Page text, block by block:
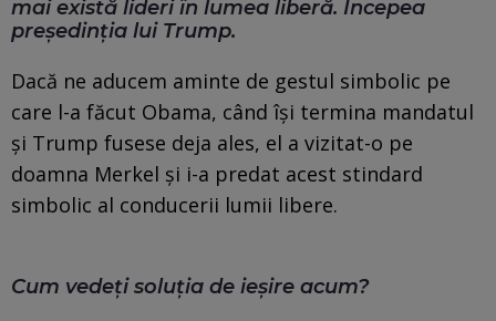
mai există lideri în lumea liberă. Începea
președinția lui Trump.
Dacă ne aducem aminte de gestul simbolic pe
care l-a făcut Obama, când își termina mandatul
și Trump fusese deja ales, el a vizitat-o pe
doamna Merkel și i-a predat acest stindard
simbolic al conducerii lumii libere.
Cum vedeți soluția de ieșire acum?